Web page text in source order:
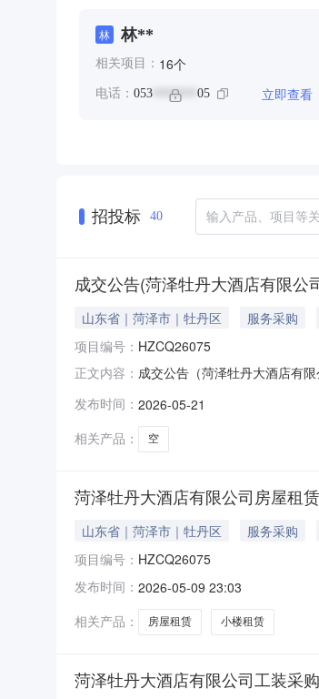
林 林**
相关项目： 16个
电话： 053 ******* 05 立即查看
招投标 40
成交公告(菏泽牡丹大酒店有限公
山东省｜菏泽市｜牡丹区 服务采购
项目编号： HZCQ26075
正文内容： 成交公告（菏泽牡丹大酒店有
发布时间： 2026-05-21
相关产品：
空
菏泽牡丹大酒店有限公司房屋租
山东省｜菏泽市｜牡丹区 服务采购
项目编号： HZCQ26075
发布时间： 2026-05-09 23:03
相关产品：
房屋租赁 小楼租赁
菏泽牡丹大酒店有限公司工装采